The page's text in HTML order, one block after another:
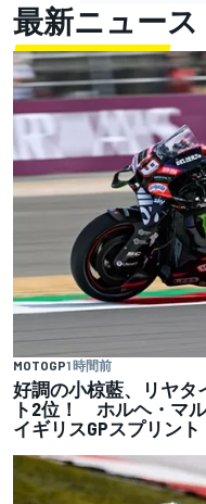
最新ニュース
MOTOGP1 時間前
好調の小椋藍、リヤタ
ト2位！ ホルヘ・マ
イギリスGPスプリント